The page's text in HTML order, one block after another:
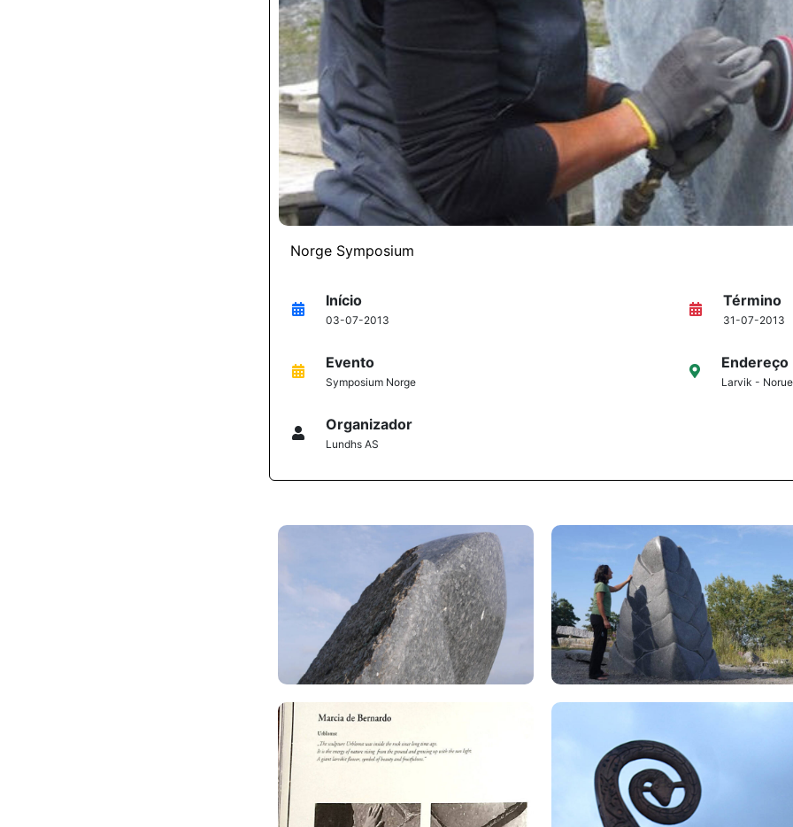
Norge Symposium
Início
03-07-2013
Término
31-07-2013
Evento
Symposium Norge
Endereço
Larvik -
Organizador
Lundhs AS